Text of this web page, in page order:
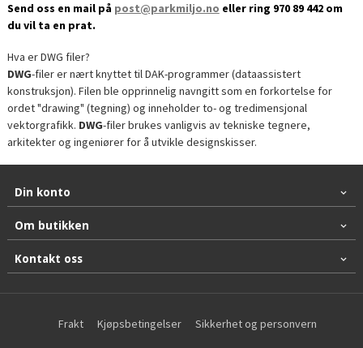
Send oss en mail på post@parkmiljo.no eller ring 970 89 442 om
du vil ta en prat.
Hva er DWG filer?
DWG-filer er nært knyttet til DAK-programmer (dataassistert
konstruksjon). Filen ble opprinnelig navngitt som en forkortelse for
ordet "drawing" (tegning) og inneholder to- og tredimensjonal
vektorgrafikk. DWG-filer brukes vanligvis av tekniske tegnere,
arkitekter og ingeniører for å utvikle designskisser.
Din konto
Om butikken
Kontakt oss
Frakt Kjøpsbetingelser Sikkerhet og personvern